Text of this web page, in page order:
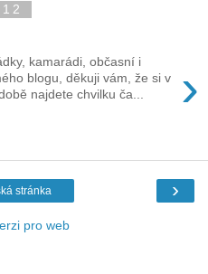
›
kamarádi, občasní i
blogu, děkuji vám, že si v
najdete chvilku ča...
›
stránka
pro web